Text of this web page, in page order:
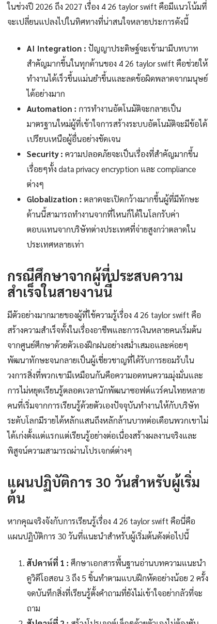
ในช่วงปี 2026 ถึง 2027 เรื่อง 4 26 taylor swift คือมีแนวโน้มที่
จะเปลี่ยนแปลงไปในทิศทางที่น่าสนใจหลายประการดังนี้
AI Integration : ปัญญาประดิษฐ์จะเข้ามามีบทบาท
สำคัญมากขึ้นในทุกด้านของ 4 26 taylor swift คือช่วยให้
ทำงานได้เร็วขึ้นแม่นยำขึ้นและลดข้อผิดพลาดจากมนุษย์
ได้อย่างมาก
Automation : การทำงานอัตโนมัติจะกลายเป็น
มาตรฐานใหม่ผู้ที่เข้าใจการสร้างระบบอัตโนมัติจะมีข้อได้
เปรียบเหนือผู้อื่นอย่างชัดเจน
Security : ความปลอดภัยจะเป็นเรื่องที่สำคัญมากขึ้น
เรื่อยๆทั้ง data privacy encryption และ compliance
ต่างๆ
Globalization : ตลาดจะเปิดกว้างมากขึ้นผู้ที่มีทักษะ
ด้านนี้สามารถทำงานจากที่ไหนก็ได้ในโลกรับค่า
ตอบแทนจากบริษัทต่างประเทศที่จ่ายสูงกว่าตลาดใน
ประเทศหลายเท่า
กรณีศึกษาจากผู้ที่ประสบความ
สำเร็จในสายงานนี้
มีตัวอย่างมากมายของผู้ที่ใช้ความรู้เรื่อง 4 26 taylor swift คือ
สร้างความสำเร็จทั้งในเรื่องอาชีพและการเงินหลายคนเริ่มต้น
จากศูนย์ศึกษาด้วยตัวเองฝึกฝนอย่างสม่ำเสมอและค่อยๆ
พัฒนาทักษะจนกลายเป็นผู้เชี่ยวชาญที่ได้รับการยอมรับใน
วงการสิ่งที่พวกเขามีเหมือนกันคือความอดทนความมุ่งมั่นและ
การไม่หยุดเรียนรู้ตลอดเวลานักพัฒนาซอฟต์แวร์คนไทยหลาย
คนที่เริ่มจากการเรียนรู้ด้วยตัวเองปัจจุบันทำงานให้กับบริษัท
ระดับโลกมีรายได้หลักแสนถึงหลักล้านบาทต่อเดือนพวกเขาไม่
ได้เก่งตั้งแต่แรกแต่เรียนรู้อย่างต่อเนื่องสร้างผลงานจริงและ
พิสูจน์ความสามารถผ่านโปรเจกต์ต่างๆ
แผนปฏิบัติการ 30 วันสำหรับผู้เริ่ม
ต้น
หากคุณจริงจังกับการเรียนรู้เรื่อง 4 26 taylor swift คือนี่คือ
แผนปฏิบัติการ 30 วันที่แนะนำสำหรับผู้เริ่มต้นดังต่อไปนี้
สัปดาห์ที่ 1 : ศึกษาเอกสารพื้นฐานอ่านบทความแนะนำ
ดูวิดีโอสอน 3 ถึง 5 ชิ้นทำตามแบบฝึกหัดอย่างน้อย 2 ครั้ง
จดบันทึกสิ่งที่เรียนรู้ตั้งคำถามที่ยังไม่เข้าใจอย่ากลัวที่จะ
ถาม